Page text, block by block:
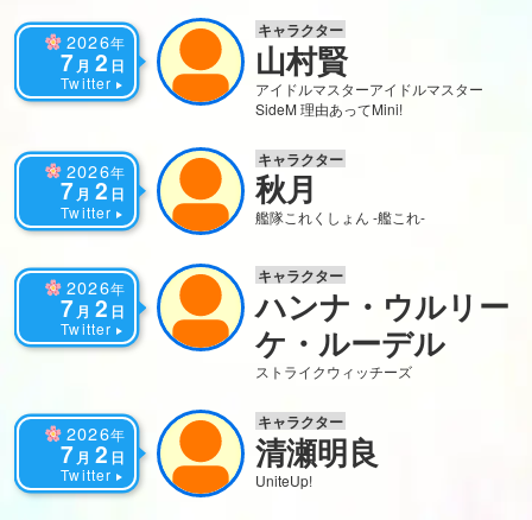
2026年
7 月 2 日
Twitter
キャラクター
山村賢
アイドルマスターアイドルマスター
SideM 理由あってMini!
2026年
7月 2 日
Twitter
キャラクター
秋月
艦隊これくしょん -艦これ-
2026年
7月 2 日
Twitter
キャラクター
ハンナ・ウルリー
ケ・ルーデル
ストライクウィッチーズ
2026年
7 月 2 日
Twitter
キャラクター
清瀬明良
UniteUp!